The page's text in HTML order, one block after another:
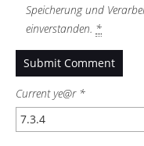
Speicherung und
einverstanden. *
Current ye@r *